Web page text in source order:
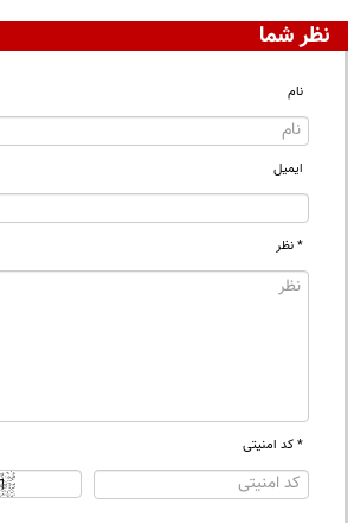
نظر شما
نام
ایمیل
* نظر
* کد امنیتی